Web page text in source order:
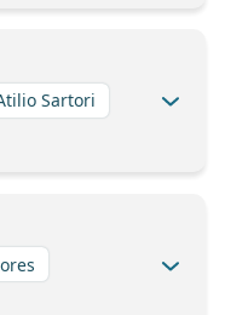
Sartori